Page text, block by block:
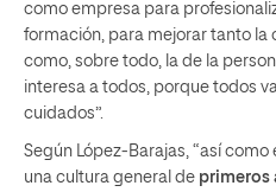
como empresa para
formación, para mejorar tanto
como, sobre todo, la de la
interesa a todos, porque todos
cuidados”.
Según López-Barajas, “así
una cultura general de primeros